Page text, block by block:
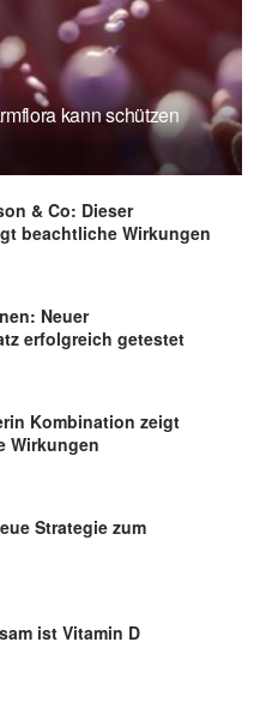
kann schützen
& Co: Dieser
beachtliche Wirkungen
Neuer
erfolgreich getestet
Kombination zeigt
Wirkungen
Strategie zum
ist Vitamin D